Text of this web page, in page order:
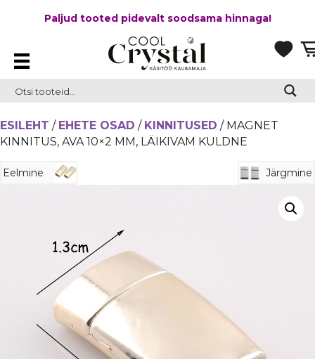
Paljud tooted pidevalt soodsama hinnaga!
ESILEHT / EHETE OSAD / KINNITUSED / MAGNET
KINNITUS, AVA 10×2 MM, LÄIKIVAM KULDNE
Eelmine Järgmine